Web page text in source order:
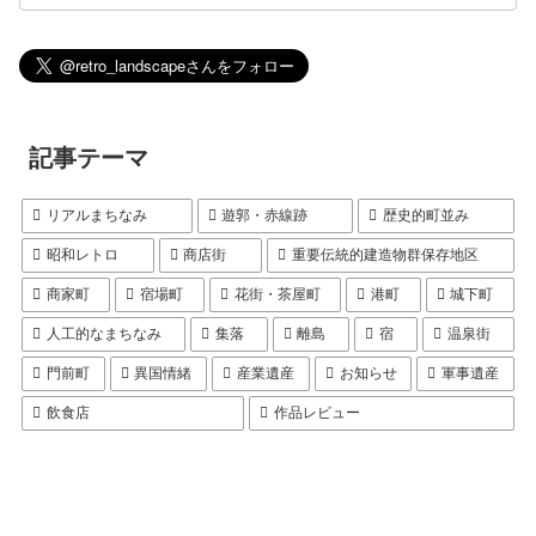
記事テーマ
リアルまちなみ 遊郭・赤線跡 歴史的町並み
昭和レトロ 商店街 重要伝統的建造物群保存地区
商家町 宿場町 花街・茶屋町 港町 城下町
人工的なまちなみ 集落 離島 宿 温泉街
門前町 異国情緒 産業遺産 お知らせ 軍事遺産
飲食店 作品レビュー